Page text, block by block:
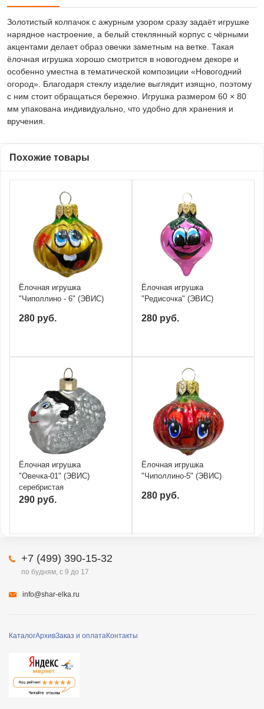
Золотистый колпачок с ажурным узором сразу задаёт игрушке
нарядное настроение, а белый стеклянный корпус с чёрными
акцентами делает образ овечки заметным на ветке. Такая
ёлочная игрушка хорошо смотрится в новогоднем декоре и
особенно уместна в тематической композиции «Новогодний
огород». Благодаря стеклу изделие выглядит изящно, поэтому
с ним стоит обращаться бережно. Игрушка размером 60 × 80
мм упакована индивидуально, что удобно для хранения и
вручения.
Похожие товары
Ёлочная игрушка
"Чиполлино - 6" (ЭВИС)
280 руб.
Ёлочная игрушка
"Редисочка" (ЭВИС)
280 руб.
Ёлочная игрушка
"Овечка-01" (ЭВИС)
серебристая
290 руб.
Ёлочная игрушка
"Чиполлино-5" (ЭВИС)
280 руб.
КаталогАрхивЗаказ и оплатаКонтакты
+7 (499) 390-15-32
по будням, с 9 до 17
info@shar-elka.ru